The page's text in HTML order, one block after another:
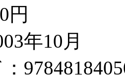
円
年10月